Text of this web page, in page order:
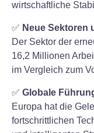
wirtschaftliche
✅ Neue Sektoren
Der Sektor der
16,2 Millionen
im Vergleich zum
✅ Globale
Europa hat die
fortschrittlichen